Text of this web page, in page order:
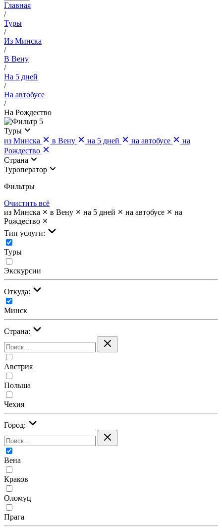
Главная
/
Туры
/
Из Минска
/
В Вену
/
На 5 дней
/
На автобусе
/
На Рождество
5
Туры
из Минска
в Вену на 5 дней на автобусе
на
Рождество
Страна
Туроператор
Фильтры
Очистить всё
из Минска
в Вену на 5 дней на автобусе
на
Рождество
Тип услуги:
Туры
Экскурсии
Откуда:
Минск
Страна:
Австрия
Польша
Чехия
Город:
Вена
Краков
Оломуц
Прага